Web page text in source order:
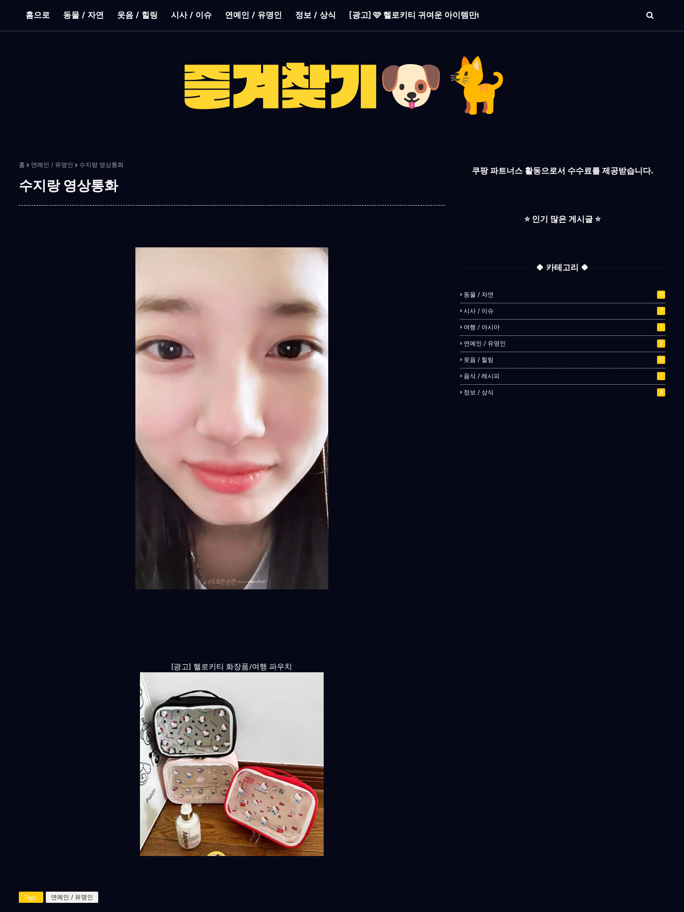
홈으로 동물 / 자연 웃음 / 힐링 시사 / 이슈 연예인 / 유명인 정보 / 상식 [광고] 🩷 헬로키티 귀여운 아이템만!
홈 연예인 / 유명인 수지랑 영상통화
수지랑 영상통화
[광고] 헬로키티 화장품/여행 파우치
Tags: 연예인 / 유명인
쿠팡 파트너스 활동으로서 수수료를 제공받습니다.
⭐️ 인기 많은 게시글 ⭐️
🍀 카테고리 🍀
동물 / 자연 19
시사 / 이슈 7
여행 / 아시아 1
연예인 / 유명인 2
웃음 / 힐링 10
음식 / 레시피 1
정보 / 상식 3